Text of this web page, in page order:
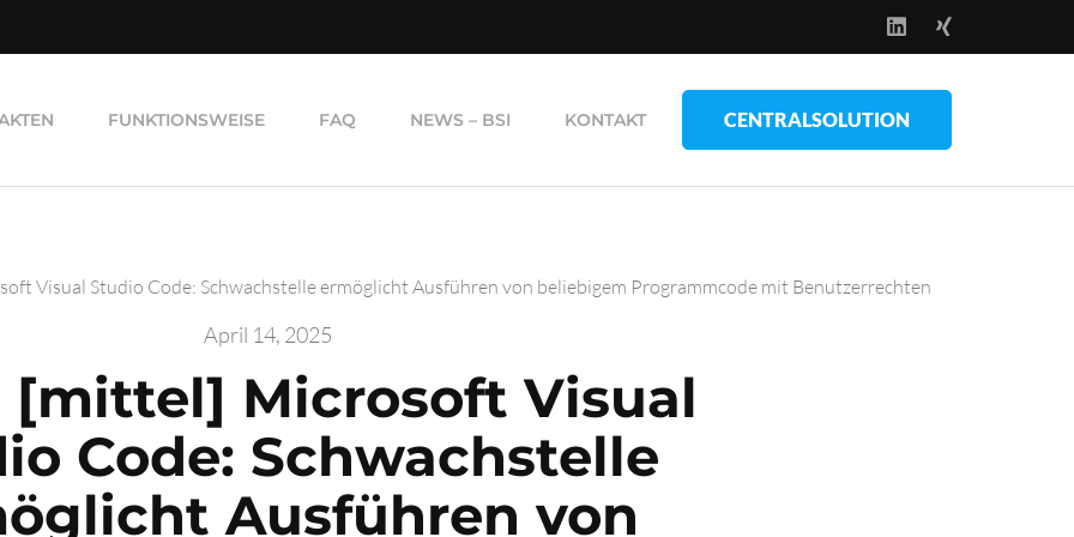
FUNKTIONSWEISE FAQ NEWS – BSI KONTAKT CENTRALSOLUTION
Visual Studio Code: Schwachstelle ermöglicht Ausführen von beliebigem Programmcode mit Benutzerrechten
April 14, 2025
[mittel] Microsoft Visual
Code: Schwachstelle
Ausführen von